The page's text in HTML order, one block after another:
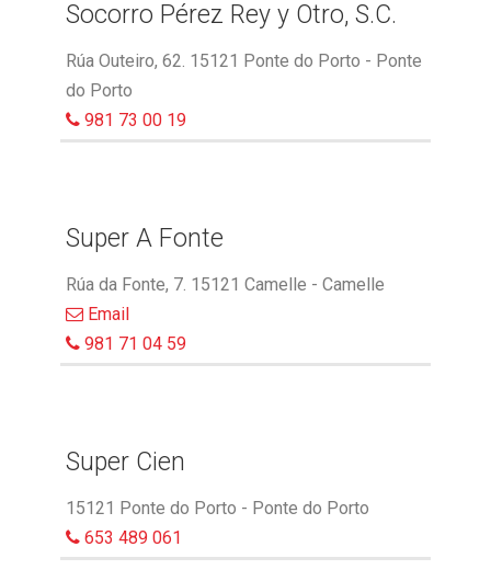
Socorro Pérez Rey y Otro, S.C.
Rúa Outeiro, 62. 15121 Ponte do Porto - Ponte
do Porto
981 73 00 19
Super A Fonte
Rúa da Fonte, 7. 15121 Camelle - Camelle
Email
981 71 04 59
Super Cien
15121 Ponte do Porto - Ponte do Porto
653 489 061